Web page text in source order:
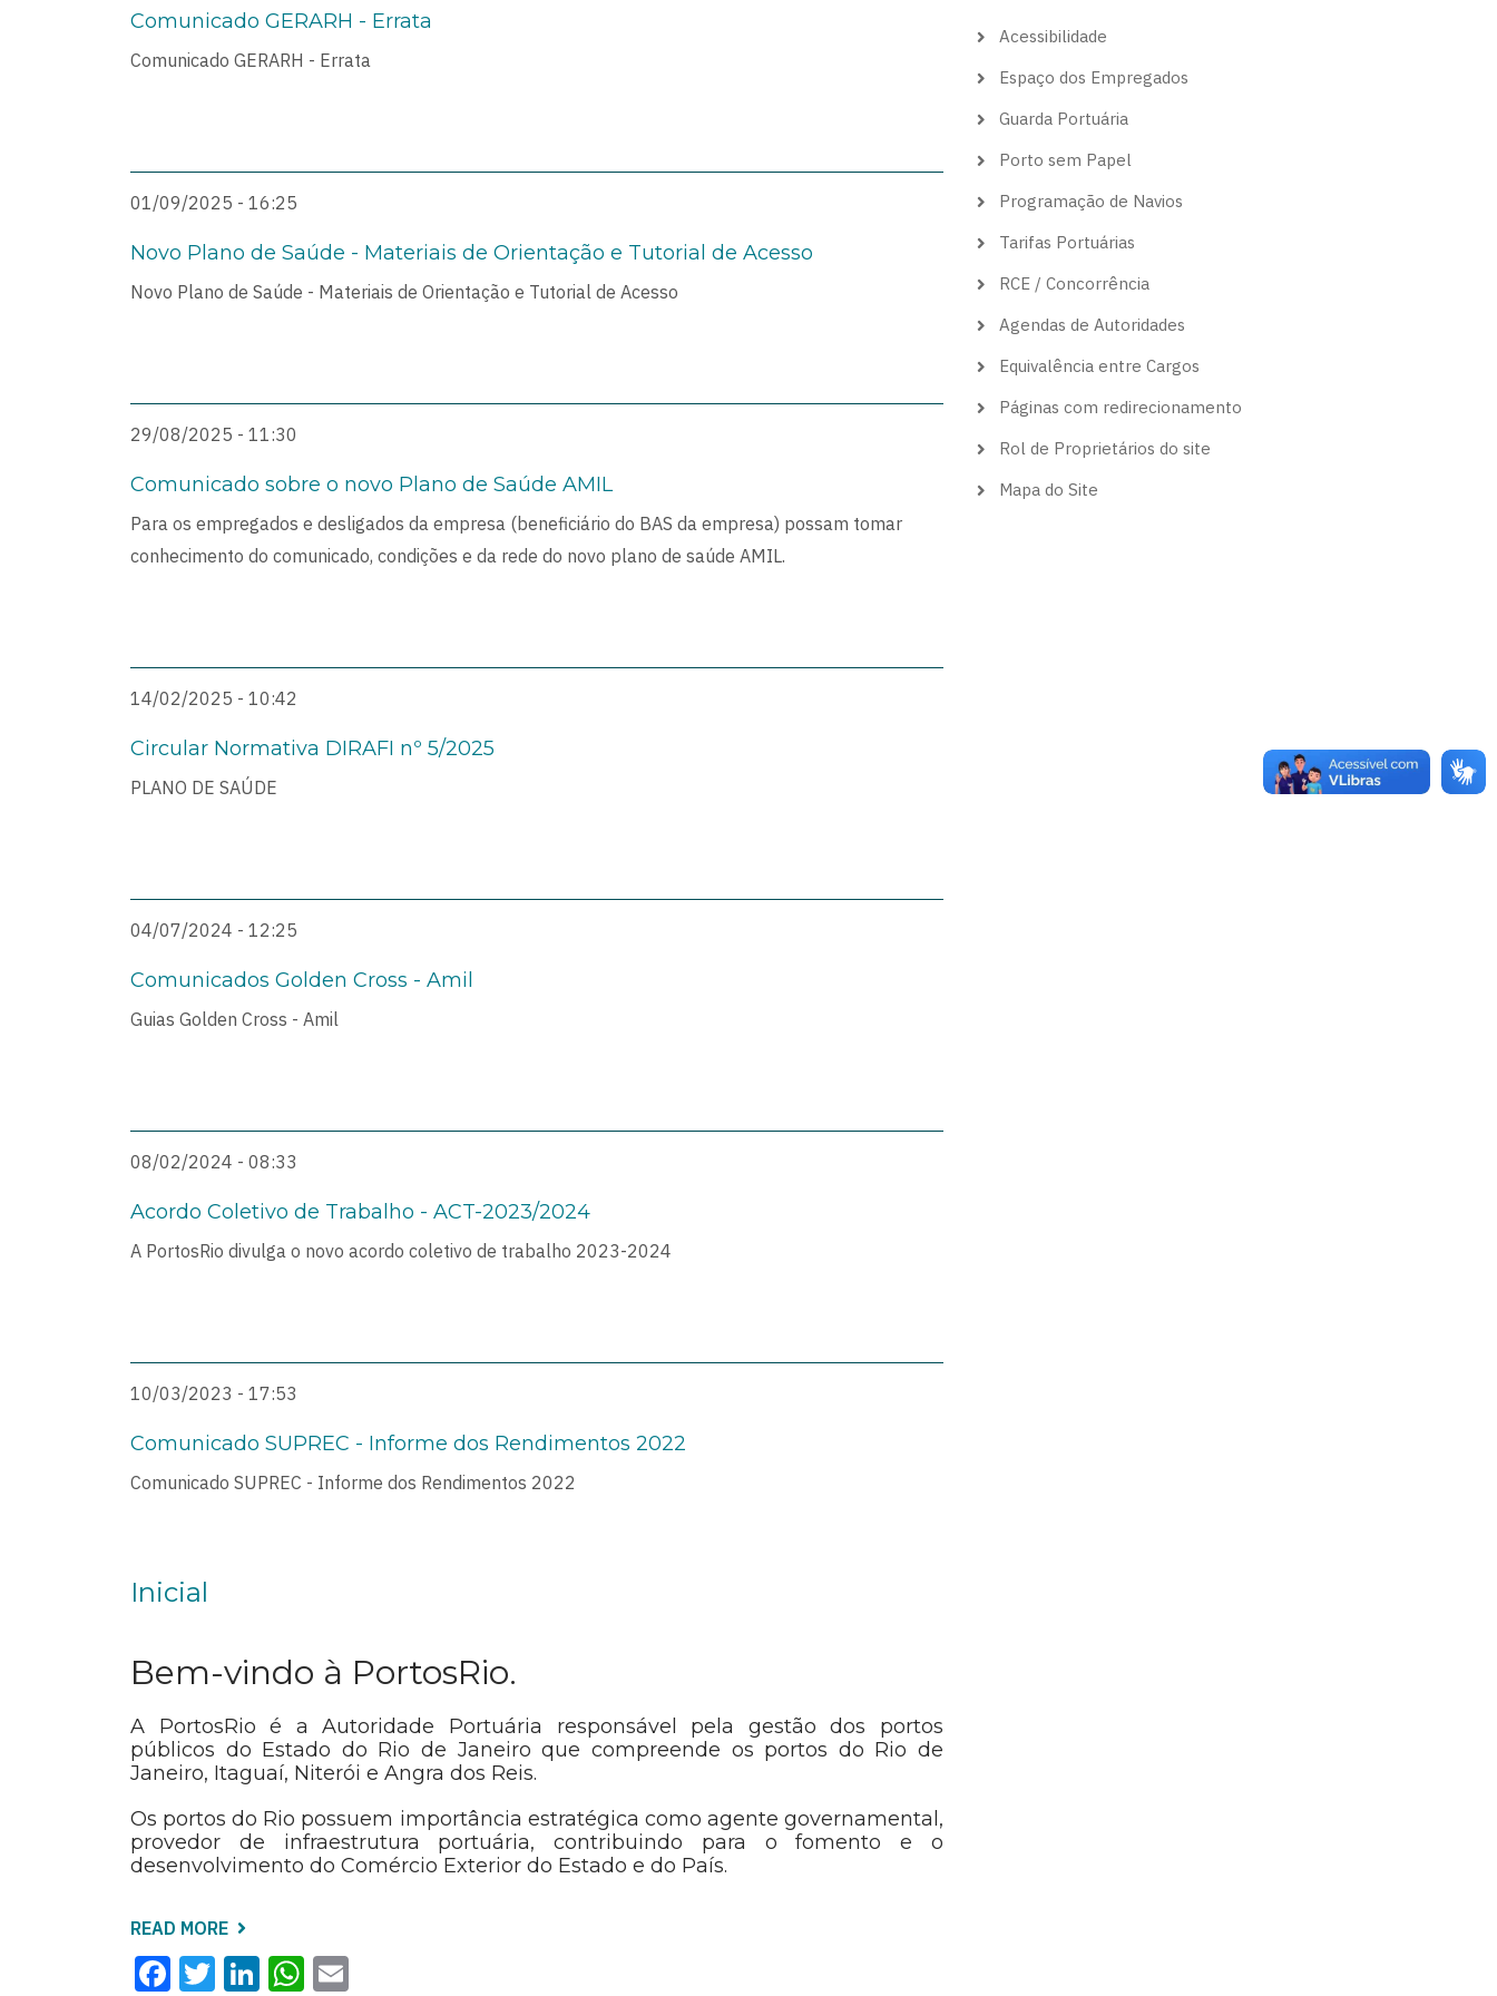
Comunicado GERARH - Errata
Comunicado GERARH - Errata
01/09/2025 - 16:25
Novo Plano de Saúde - Materiais de Orientação e Tutorial de Acesso
Novo Plano de Saúde - Materiais de Orientação e Tutorial de Acesso
29/08/2025 - 11:30
Comunicado sobre o novo Plano de Saúde AMIL
Para os empregados e desligados da empresa (beneficiário do BAS da empresa) possam tomar
conhecimento do comunicado, condições e da rede do novo plano de saúde AMIL.
14/02/2025 - 10:42
Circular Normativa DIRAFI nº 5/2025
PLANO DE SAÚDE
04/07/2024 - 12:25
Comunicados Golden Cross - Amil
Guias Golden Cross - Amil
08/02/2024 - 08:33
Acordo Coletivo de Trabalho - ACT-2023/2024
A PortosRio divulga o novo acordo coletivo de trabalho 2023-2024
10/03/2023 - 17:53
Comunicado SUPREC - Informe dos Rendimentos 2022
Comunicado SUPREC - Informe dos Rendimentos 2022
Inicial
Bem-vindo à PortosRio.
A PortosRio é a Autoridade Portuária responsável pela gestão dos portos
públicos do Estado do Rio de Janeiro que compreende os portos do Rio de
Janeiro, Itaguaí, Niterói e Angra dos Reis.
Os portos do Rio possuem importância estratégica como agente governamental,
provedor de infraestrutura portuária, contribuindo para o fomento e o
desenvolvimento do Comércio Exterior do Estado e do País.
READ MORE ABOUT
Facebook
Twitter
LinkedIn
WhatsApp
Acessibilidade
Espaço dos Empregados
Guarda Portuária
Porto sem Papel
Programação de Navios
Tarifas Portuárias
RCE / Concorrência
Agendas de Autoridades
Equivalência entre Cargos
Páginas com redirecionamento
Rol de Proprietários do site
Mapa do Site